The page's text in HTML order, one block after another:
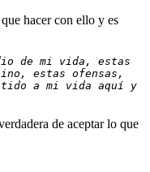
hacer con ello y es
de mi vida, estas
estas ofensas,
a mi vida aquí y
de aceptar lo que